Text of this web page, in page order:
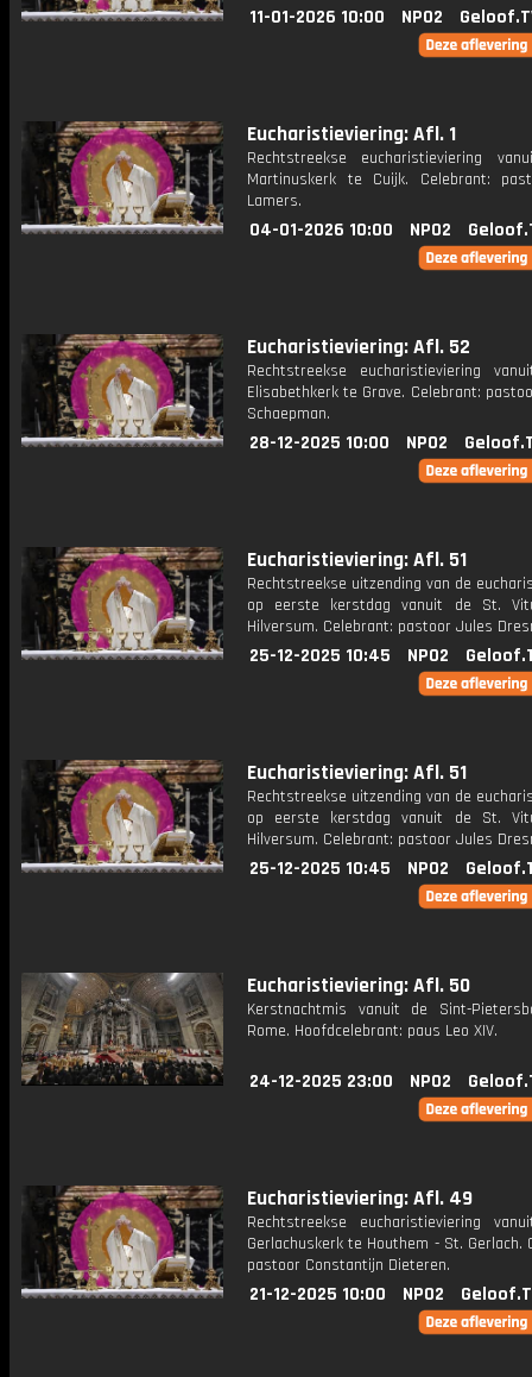
11-01-2026 10:00 NPO2
Eucharistieviering: Afl. 1
Rechtstreekse eucharistieviering
Martinuskerk te Cuijk. Celebrant:
Lamers.
04-01-2026 10:00 NPO2
Eucharistieviering: Afl. 52
Rechtstreekse eucharistieviering
Elisabethkerk te Grave. Celebrant:
Schaepman.
28-12-2025 10:00 NPO2
Eucharistieviering: Afl. 51
Rechtstreekse uitzending van de
op eerste kerstdag vanuit de St.
Hilversum. Celebrant: pastoor Jules
25-12-2025 10:45 NPO2
Eucharistieviering: Afl. 51
Rechtstreekse uitzending van de
op eerste kerstdag vanuit de St.
Hilversum. Celebrant: pastoor Jules
25-12-2025 10:45 NPO2
Eucharistieviering: Afl. 50
Kerstnachtmis vanuit de Sint-
Rome. Hoofdcelebrant: paus Leo XIV.
24-12-2025 23:00 NPO2
Eucharistieviering: Afl. 49
Rechtstreekse eucharistieviering
Gerlachuskerk te Houthem - St. Gerlach.
pastoor Constantijn Dieteren.
21-12-2025 10:00 NPO2